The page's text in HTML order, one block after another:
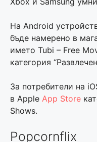
На Android
бъде намерено в
името Tubi – Free
категория
За потребители на
в Apple App Store
Shows.
Popcornflix